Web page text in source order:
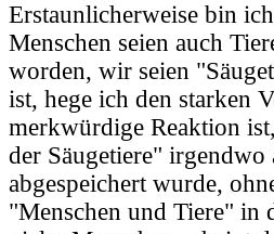
Erstaunlicherweise bin
Menschen seien auch
worden, wir seien
ist, hege ich den starken
merkwürdige Reaktion
der Säugetiere"
abgespeichert wurde,
"Menschen und Tiere" in